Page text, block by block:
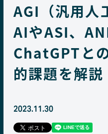
AGI（汎用人
AIやASI、
ChatGPTと
的課題を解説
2023.11.30